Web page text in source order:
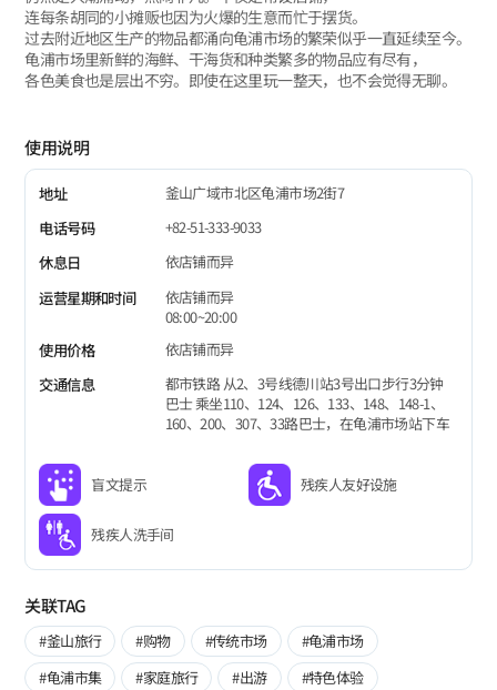
连每条胡同的小摊贩也因为火爆的生意而忙于摆货。
过去附近地区生产的物品都涌向龟浦市场的繁荣似乎一直延续至今。
龟浦市场里新鲜的海鲜、干海货和种类繁多的物品应有尽有，
各色美食也是层出不穷。即使在这里玩一整天，也不会觉得无聊。
使用说明
地址
釜山广域市北区龟浦市场2街7
电话号码
+82-51-333-9033
休息日
依店铺而异
运营星期和时间
依店铺而异
08:00~20:00
使用价格
依店铺而异
交通信息
都市铁路 从2、3号线德川站3号出口步行3分钟
巴士 乘坐110、124、126、133、148、148-1、
160、200、307、33路巴士，在龟浦市场站下车
盲文提示 残疾人友好设施
残疾人洗手间
关联TAG
#釜山旅行 #购物 #传统市场
#龟浦市场
#龟浦市集
#家庭旅行 #出游 #特色体验